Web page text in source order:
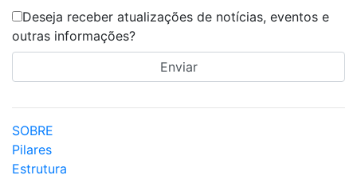
Deseja receber atualizações de notícias, eventos e
outras informações?
SOBRE
Pilares
Estrutura